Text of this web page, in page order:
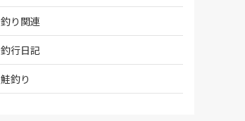
釣り関連
釣行日記
鮭釣り